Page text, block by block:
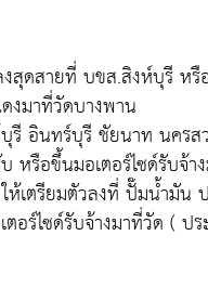
สุดสายที่ บขส.สิงห์บุรี ห
งมาที่วัดบางพาน
รี อินทร์บุรี ชัยนาท นคร
หรือขึ้นมอเตอร์ไซด์รับจ้
ให้เตรียมตัวลงที่ ปั๊มน้ำมั
อร์ไซด์รับจ้างมาที่วัด (